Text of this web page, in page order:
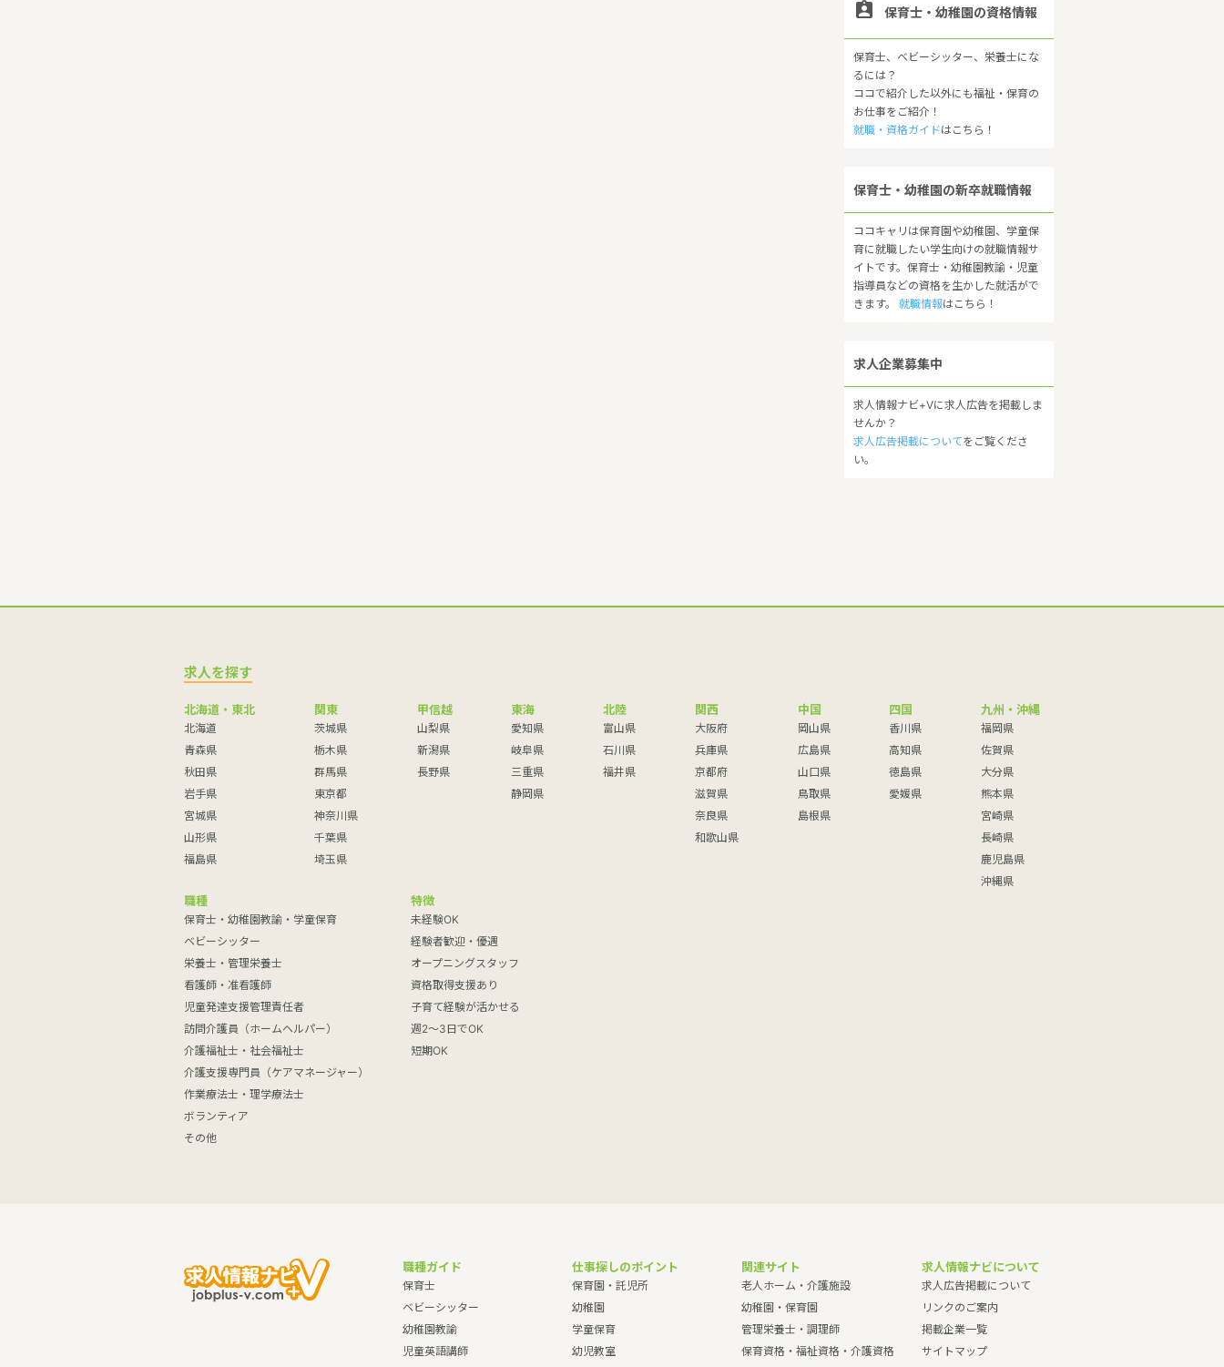
 保育士・幼稚園の資格情報
保育士、ベビーシッター、栄養士にな
るには？
ココで紹介した以外にも福祉・保育の
お仕事をご紹介！
就職・資格ガイドはこちら！
保育士・幼稚園の新卒就職情報
ココキャリは保育園や幼稚園、学童保
育に就職したい学生向けの就職情報サ
イトです。保育士・幼稚園教諭・児童
指導員などの資格を生かした就活がで
きます。 就職情報はこちら！
求人企業募集中
求人情報ナビ+Vに求人広告を掲載しま
せんか？
求人広告掲載についてをご覧くださ
い。
求人を探す
北海道・東北
北海道
青森県
秋田県
岩手県
宮城県
山形県
福島県
関東
茨城県
栃木県
群馬県
東京都
神奈川県
千葉県
埼玉県
甲信越
山梨県
新潟県
長野県
東海
愛知県
岐阜県
三重県
静岡県
北陸
富山県
石川県
福井県
関西
大阪府
兵庫県
京都府
滋賀県
奈良県
和歌山県
中国
岡山県
広島県
山口県
鳥取県
島根県
四国
香川県
高知県
徳島県
愛媛県
九州・沖縄
福岡県
佐賀県
大分県
熊本県
宮崎県
長崎県
鹿児島県
沖縄県
職種
保育士・幼稚園教諭・学童保育
ベビーシッター
栄養士・管理栄養士
看護師・准看護師
児童発達支援管理責任者
訪問介護員（ホームヘルパー）
介護福祉士・社会福祉士
介護支援専門員（ケアマネージャー）
作業療法士・理学療法士
ボランティア
その他
特徴
未経験OK
経験者歓迎・優遇
オープニングスタッフ
資格取得支援あり
子育て経験が活かせる
週2～3日でOK
短期OK
職種ガイド
保育士
ベビーシッター
幼稚園教諭
児童英語講師
仕事探しのポイント
保育園・託児所
幼稚園
学童保育
幼児教室
関連サイト
老人ホーム・介護施設
幼稚園・保育園
管理栄養士・調理師
保育資格・福祉資格・介護資格
求人情報ナビについて
求人広告掲載について
リンクのご案内
掲載企業一覧
サイトマップ